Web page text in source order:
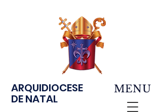
ARQUIDIOCESE
DE NATAL
MENU